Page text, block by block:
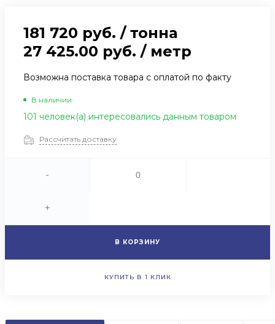
181 720 руб. / тонна
27 425.00 руб. / метр
Возможна поставка товара с оплатой по факту
В наличии
101 человек(а) интересовались данным товаром
Рассчитать доставку
-
+
В КОРЗИНУ
КУПИТЬ В 1 КЛИК